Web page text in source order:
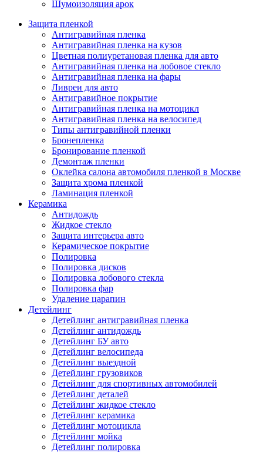
Шумоизоляция арок
Защита пленкой
Антигравийная пленка
Антигравийная пленка на кузов
Цветная полиуретановая пленка для авто
Антигравийная пленка на лобовое стекло
Антигравийная пленка на фары
Ливреи для авто
Антигравийное покрытие
Антигравийная пленка на мотоцикл
Антигравийная пленка на велосипед
Типы антигравийной пленки
Бронепленка
Бронирование пленкой
Демонтаж пленки
Оклейка салона автомобиля пленкой в Москве
Защита хрома пленкой
Ламинация пленкой
Керамика
Антидождь
Жидкое стекло
Защита интерьера авто
Керамическое покрытие
Полировка
Полировка дисков
Полировка лобового стекла
Полировка фар
Удаление царапин
Детейлинг
Детейлинг антигравийная пленка
Детейлинг антидождь
Детейлинг БУ авто
Детейлинг велосипеда
Детейлинг выездной
Детейлинг грузовиков
Детейлинг для спортивных автомобилей
Детейлинг деталей
Детейлинг жидкое стекло
Детейлинг керамика
Детейлинг мотоцикла
Детейлинг мойка
Детейлинг полировка